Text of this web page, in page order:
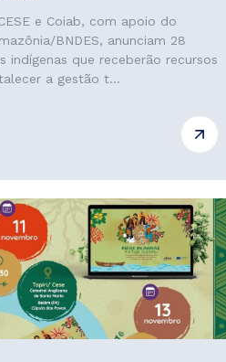
e Coiab, com apoio do
BNDES, anunciam 28
indígenas que receberão recursos
a gestão t...